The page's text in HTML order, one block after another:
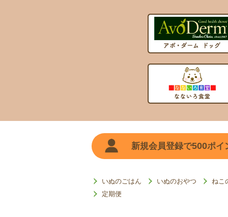
新規会員登録で500ポイ
いぬのごはん いぬのおやつ ねこ
定期便